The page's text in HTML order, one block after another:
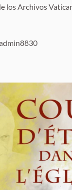
los Archivos